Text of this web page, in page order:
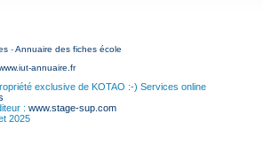
-Annuaire des fiches école
annuaire.fr
exclusive de KOTAO :-) Services online
: www.stage-sup.com
2025